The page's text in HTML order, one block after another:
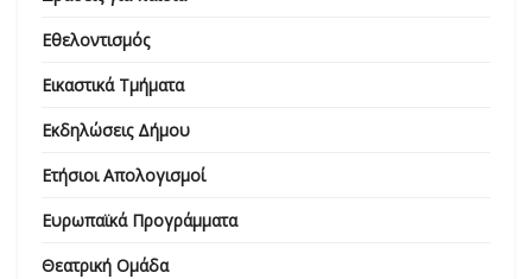
Εθελοντισμός
Εικαστικά Τμήματα
Εκδηλώσεις Δήμου
Ετήσιοι Απολογισμοί
Ευρωπαϊκά Προγράμματα
Θεατρική Ομάδα